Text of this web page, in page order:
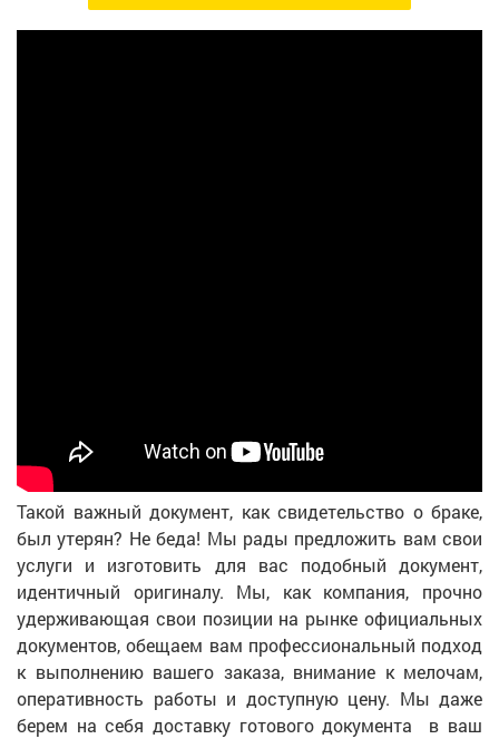
Такой важный документ, как свидетельство о браке,
был утерян? Не беда! Мы рады предложить вам свои
услуги и изготовить для вас подобный документ,
идентичный оригиналу. Мы, как компания, прочно
удерживающая свои позиции на рынке официальных
документов, обещаем вам профессиональный подход
к выполнению вашего заказа, внимание к мелочам,
оперативность работы и доступную цену. Мы даже
берем на себя доставку готового документа в ваш